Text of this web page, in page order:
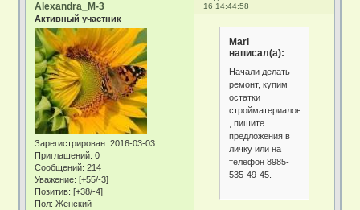
16 14:44:58
Alexandra_M-3
Активный участник
Зарегистрирован: 2016-03-03
Приглашений: 0
Сообщений: 214
Уважение: [+55/-3]
Позитив: [+38/-4]
Пол: Женский
Mari
написал(а):
Начали делать
ремонт, купим
остатки
стройматериалов
, пишите
предложения в
личку или на
телефон 8985-
535-49-45.